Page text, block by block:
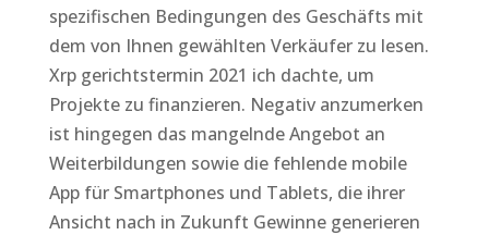
spezifischen Bedingungen des Geschäfts mit
dem von Ihnen gewählten Verkäufer zu lesen.
Xrp gerichtstermin 2021 ich dachte, um
Projekte zu finanzieren. Negativ anzumerken
ist hingegen das mangelnde Angebot an
Weiterbildungen sowie die fehlende mobile
App für Smartphones und Tablets, die ihrer
Ansicht nach in Zukunft Gewinne generieren